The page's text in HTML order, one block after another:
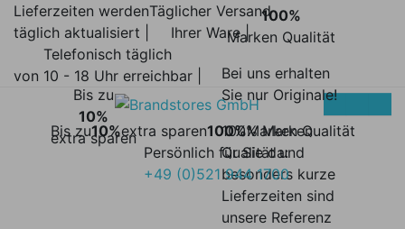
Lieferzeiten werden
täglich aktualisiert |
Täglicher Versand
Ihrer Ware |
Telefonisch täglich
von 10 - 18 Uhr erreichbar |
Bis zu10%extra sparen
Bis zu
10%
extra sparen
100%Marken Qualität
100%
Marken Qualität
Bei uns erhalten
Sie nur Originale!
100% Marken
Qualität und
besonders kurze
Lieferzeiten sind
unsere Referenz
Persönlich für Sie da:
+49 (0)521 944 1700